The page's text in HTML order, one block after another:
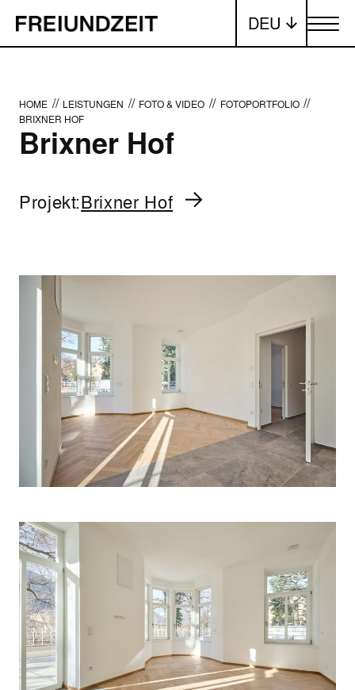
DEU Menü
HOME // LEISTUNGEN // FOTO & VIDEO // FOTOPORTFOLIO //
BRIXNER HOF
Brixner Hof
Projekt:Brixner Hof